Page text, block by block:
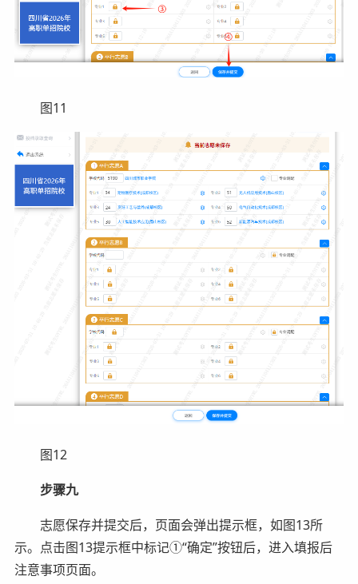
图11
图12
步骤九
志愿保存并提交后，页面会弹出提示框，如图13所
示。点击图13提示框中标记①“确定”按钮后，进入填报后
注意事项页面。